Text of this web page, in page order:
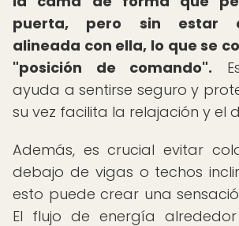
puerta, pero sin estar
alineada con ella, lo que se
"posición de comando".
ayuda a sentirse seguro y
su vez facilita la relajación y el
Además, es crucial evitar
debajo de vigas o techos
esto puede crear una
El flujo de energía